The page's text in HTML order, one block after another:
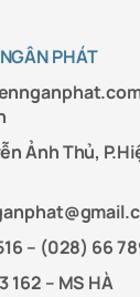
PHÁT
Ảnh Thủ,
– (028) 66
162 – MS HÀ